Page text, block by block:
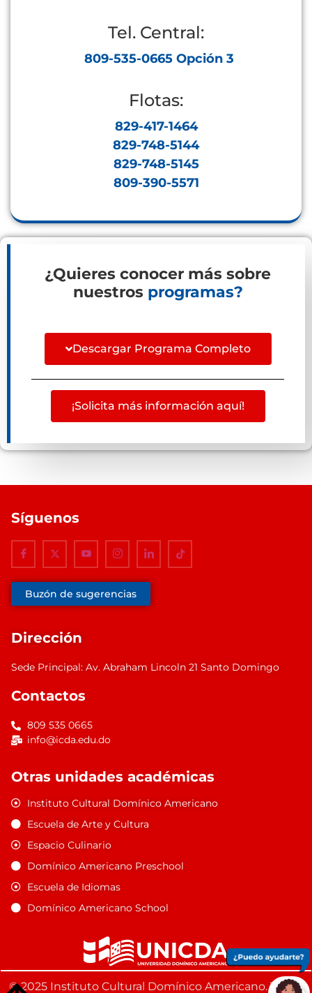
Tel. Central:
809-535-0665 Opción 3
Flotas:
829-417-1464
829-748-5144
829-748-5145
809-390-5571
¿Quieres conocer más sobre
nuestros programas?
Descargar Programa Completo
¡Solicita más información aquí!
Síguenos
Buzón de sugerencias
Dirección
Sede Principal: Av. Abraham Lincoln 21 Santo Domingo
Contactos
809 535 0665
info@icda.edu.do
Otras unidades académicas
Instituto Cultural Domínico Americano
Escuela de Arte y Cultura
Espacio Culinario
Domínico Americano Preschool
Escuela de Idiomas
Domínico Americano School
© 2025 Instituto Cultural Domínico Americano. Todos